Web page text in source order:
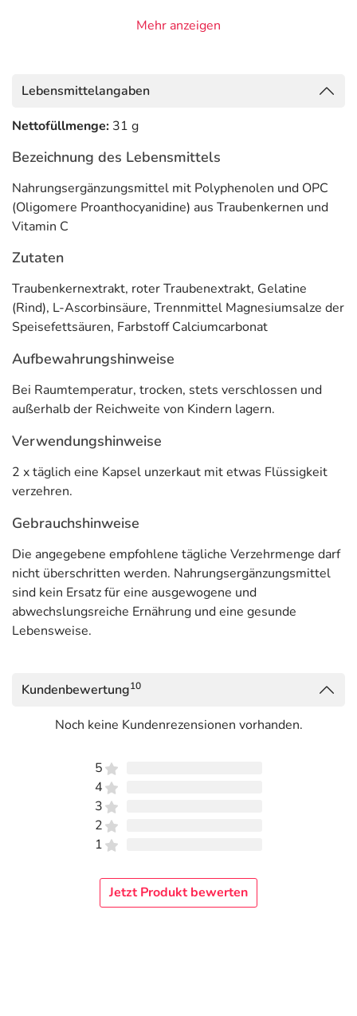
Anwendung
2 x täglich eine Kapsel unzerkaut mit etwas Flüssigkeit
Inhaltsstoff pro 2 Kapseln **NRV %
OPC
300 mg
***
Vitamin C
80 mg 100
** NRV= Referenzwerte gemäß LMIV
*** keine Referenzwerte vorhanden
Adresse des Lebensmittel-Unternehmens
Pharma Peter GmbH
Tarpenring 12
Allergene) sind bei den Lebensmittelangaben als pdf
hinterlegt. (oben)
Mehr anzeigen
Lebensmittelangaben
Nettofüllmenge: 31 g
Bezeichnung des Lebensmittels
Nahrungsergänzungsmittel mit Polyphenolen und OPC
(Oligomere Proanthocyanidine) aus Traubenkernen und
Vitamin C
Zutaten
Traubenkernextrakt, roter Traubenextrakt, Gelatine
(Rind), L-Ascorbinsäure, Trennmittel Magnesiumsalze der
Speisefettsäuren, Farbstoff Calciumcarbonat
Aufbewahrungshinweise
Bei Raumtemperatur, trocken, stets verschlossen und
außerhalb der Reichweite von Kindern lagern.
Verwendungshinweise
2 x täglich eine Kapsel unzerkaut mit etwas Flüssigkeit
verzehren.
Gebrauchshinweise
Die angegebene empfohlene tägliche Verzehrmenge darf
nicht überschritten werden. Nahrungsergänzungsmittel
sind kein Ersatz für eine ausgewogene und
abwechslungsreiche Ernährung und eine gesunde
Lebensweise.
Kundenbewertung10
Noch keine Kundenrezensionen vorhanden.
5
4
3
2
1
Jetzt Produkt bewerten